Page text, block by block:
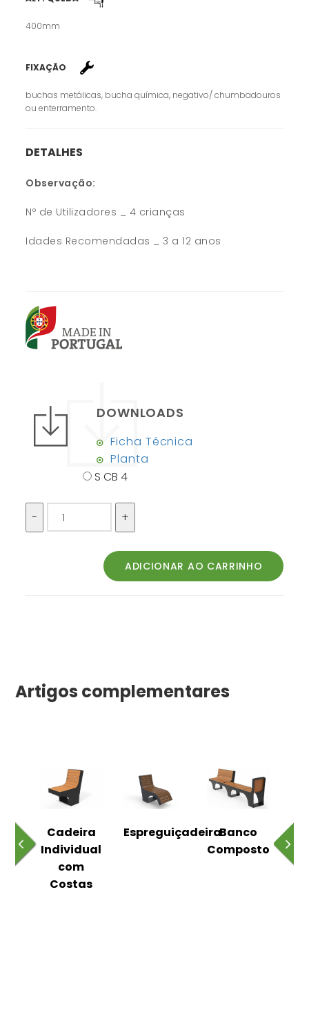
400mm
FIXAÇÃO
buchas metálicas, bucha química, negativo/ chumbadouros
ou enterramento.
DETALHES
Observação:
Nº de Utilizadores _ 4 crianças
Idades Recomendadas _ 3 a 12 anos
DOWNLOADS
Ficha Técnica
Planta
S CB 4
Artigos complementares
Cadeira
Individual
com
Costas
EspreguiçadeiraBanco
Composto